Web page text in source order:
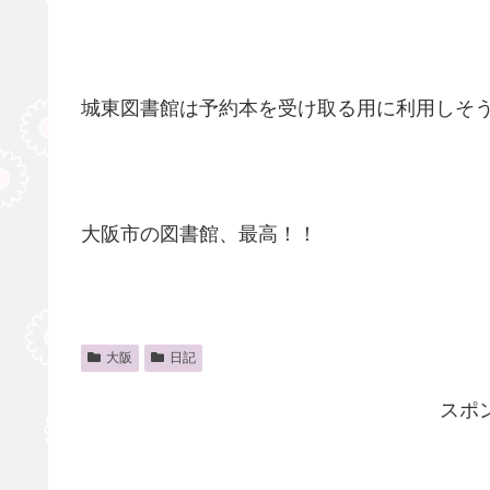
城東図書館は予約本を受け取る用に利用しそう
大阪市の図書館、最高！！
大阪 日記
スポ